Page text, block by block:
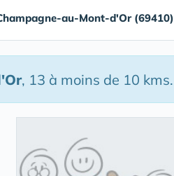
au-Mont-d'Or (69410)
, 13 à moins de 10 kms.